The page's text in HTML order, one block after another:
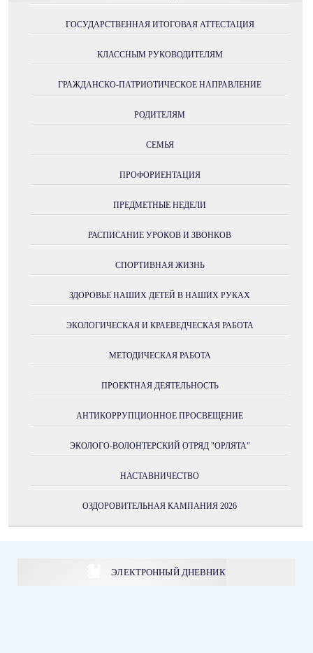
ГОСУДАРСТВЕННАЯ ИТОГОВАЯ АТТЕСТАЦИЯ
КЛАССНЫМ РУКОВОДИТЕЛЯМ
ГРАЖДАНСКО-ПАТРИОТИЧЕСКОЕ НАПРАВЛЕНИЕ
РОДИТЕЛЯМ
СЕМЬЯ
ПРОФОРИЕНТАЦИЯ
ПРЕДМЕТНЫЕ НЕДЕЛИ
РАСПИСАНИЕ УРОКОВ И ЗВОНКОВ
СПОРТИВНАЯ ЖИЗНЬ
ЗДОРОВЬЕ НАШИХ ДЕТЕЙ В НАШИХ РУКАХ
ЭКОЛОГИЧЕСКАЯ И КРАЕВЕДЧЕСКАЯ РАБОТА
МЕТОДИЧЕСКАЯ РАБОТА
ПРОЕКТНАЯ ДЕЯТЕЛЬНОСТЬ
АНТИКОРРУПЦИОННОЕ ПРОСВЕЩЕНИЕ
ЭКОЛОГО-ВОЛОНТЕРСКИЙ ОТРЯД "ОРЛЯТА"
НАСТАВНИЧЕСТВО
ОЗДОРОВИТЕЛЬНАЯ КАМПАНИЯ 2026
ЭЛЕКТРОННЫЙ ДНЕВНИК